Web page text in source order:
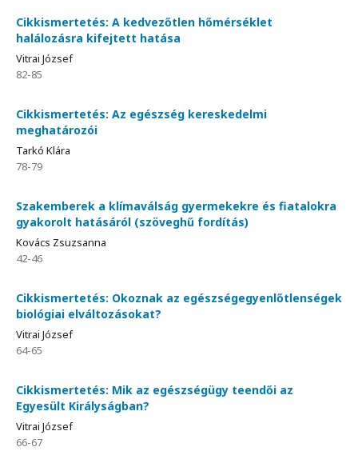
Cikkismertetés: A kedvezőtlen hőmérséklet
halálozásra kifejtett hatása
Vitrai József
82-85
Cikkismertetés: Az egészség kereskedelmi
meghatározói
Tarkó Klára
78-79
Szakemberek a klímaválság gyermekekre és fiatalokra
gyakorolt hatásáról (szöveghű fordítás)
Kovács Zsuzsanna
42-46
Cikkismertetés: Okoznak az egészségegyenlőtlenségek
biológiai elváltozásokat?
Vitrai József
64-65
Cikkismertetés: Mik az egészségügy teendői az
Egyesült Királyságban?
Vitrai József
66-67